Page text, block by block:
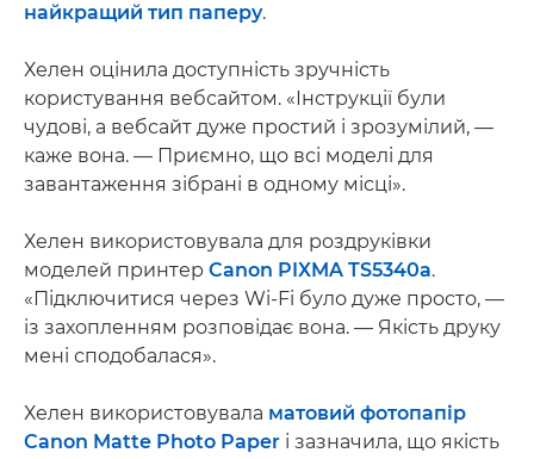
найкращий тип паперу.
Хелен оцінила доступність зручність
користування вебсайтом. «Інструкції були
чудові, а вебсайт дуже простий і зрозумілий, —
каже вона. — Приємно, що всі моделі для
завантаження зібрані в одному місці».
Хелен використовувала для роздруківки
моделей принтер Canon PIXMA TS5340a.
«Підключитися через Wi-Fi було дуже просто, —
із захопленням розповідає вона. — Якість друку
мені сподобалася».
Хелен використовувала матовий фотопапір
Canon Matte Photo Paper і зазначила, що якість